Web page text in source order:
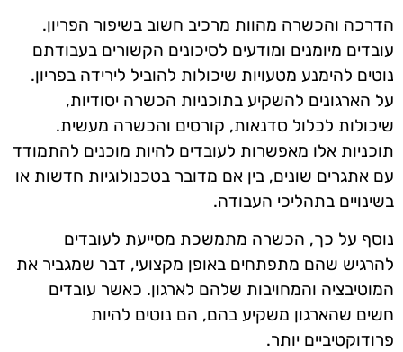
הדרכה והכשרה מהוות מרכיב חשוב בשיפור הפריון.
עובדים מיומנים ומודעים לסיכונים הקשורים בעבודתם
נוטים להימנע מטעויות שיכולות להוביל לירידה בפריון.
על הארגונים להשקיע בתוכניות הכשרה יסודיות,
שיכולות לכלול סדנאות, קורסים והכשרה מעשית.
תוכניות אלו מאפשרות לעובדים להיות מוכנים להתמודד
עם אתגרים שונים, בין אם מדובר בטכנולוגיות חדשות או
בשינויים בתהליכי העבודה.
נוסף על כך, הכשרה מתמשכת מסייעת לעובדים
להרגיש שהם מתפתחים באופן מקצועי, דבר שמגביר את
המוטיבציה והמחויבות שלהם לארגון. כאשר עובדים
חשים שהארגון משקיע בהם, הם נוטים להיות
פרודוקטיביים יותר.